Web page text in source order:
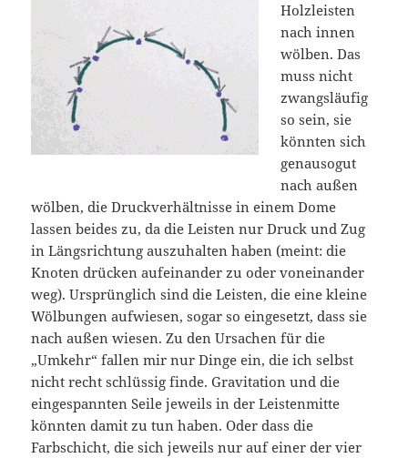
Holzleisten
nach innen
wölben. Das
muss nicht
zwangsläufig
so sein, sie
könnten sich
genausogut
nach außen
wölben, die Druckverhältnisse in einem Dome
lassen beides zu, da die Leisten nur Druck und Zug
in Längsrichtung auszuhalten haben (meint: die
Knoten drücken aufeinander zu oder voneinander
weg). Ursprünglich sind die Leisten, die eine kleine
Wölbungen aufwiesen, sogar so eingesetzt, dass sie
nach außen wiesen. Zu den Ursachen für die
„Umkehr“ fallen mir nur Dinge ein, die ich selbst
nicht recht schlüssig finde. Gravitation und die
eingespannten Seile jeweils in der Leistenmitte
könnten damit zu tun haben. Oder dass die
Farbschicht, die sich jeweils nur auf einer der vier